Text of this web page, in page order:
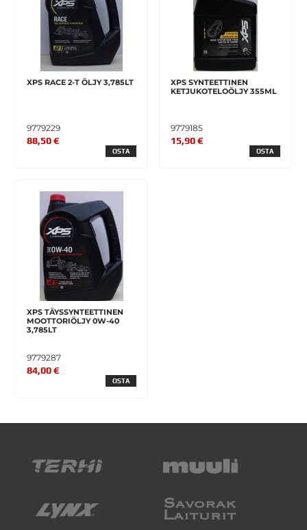
XPS RACE 2-T ÖLJY 3,785LT
9779229
88,50 €
OSTA
XPS SYNTEETTINEN
KETJUKOTELOÖLJY 355ML
9779185
15,90 €
OSTA
XPS TÄYSSYNTEETTINEN
MOOTTORIÖLJY 0W-40
3,785LT
9779287
84,00 €
OSTA